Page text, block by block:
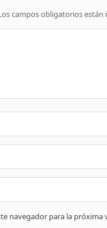
campos obligatorios están
navegador para la próxima